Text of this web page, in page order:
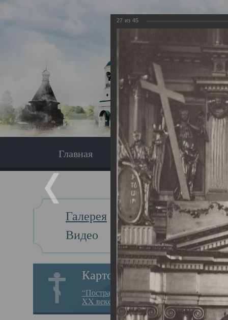
Главная Экскурсия
Галерея
Видео
Картотека
“Пострадавшие за веру в
XX веке на Севере”
Главная
27 из 45